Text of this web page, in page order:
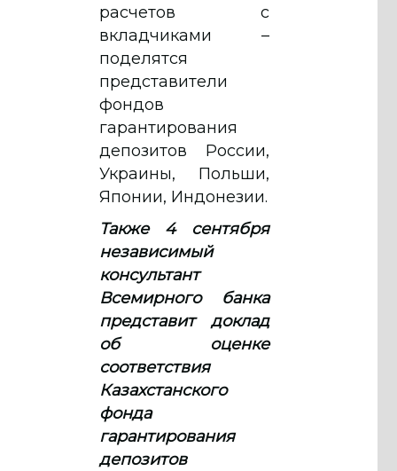
расчетов с
вкладчиками –
поделятся
представители
фондов
гарантирования
депозитов России,
Украины, Польши,
Японии, Индонезии.
Также 4 сентября
независимый
консультант
Всемирного банка
представит доклад
об оценке
соответствия
Казахстанского
фонда
гарантирования
депозитов